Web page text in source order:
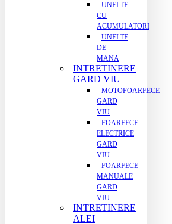
UNELTE
CU
ACUMULATORI
UNELTE
DE
MANA
INTRETINERE
GARD VIU
MOTOFOARFECE
GARD
VIU
FOARFECE
ELECTRICE
GARD
VIU
FOARFECE
MANUALE
GARD
VIU
INTRETINERE
ALEI